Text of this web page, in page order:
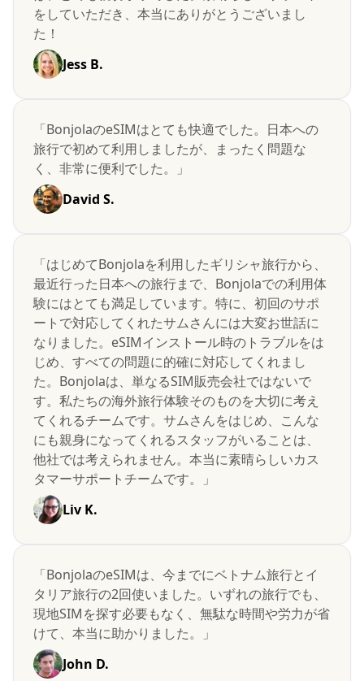
をしていただき、本当にありがとうございまし
た！
Jess B.
「BonjolaのeSIMはとても快適でした。日本への
旅行で初めて利用しましたが、まったく問題な
く、非常に便利でした。」
David S.
「はじめてBonjolaを利用したギリシャ旅行から、
最近行った日本への旅行まで、Bonjolaでの利用体
験にはとても満足しています。特に、初回のサポ
ートで対応してくれたサムさんには大変お世話に
なりました。eSIMインストール時のトラブルをは
じめ、すべての問題に的確に対応してくれまし
た。Bonjolaは、単なるSIM販売会社ではないで
す。私たちの海外旅行体験そのものを大切に考え
てくれるチームです。サムさんをはじめ、こんな
にも親身になってくれるスタッフがいることは、
他社では考えられません。本当に素晴らしいカス
タマーサポートチームです。」
Liv K.
「BonjolaのeSIMは、今までにベトナム旅行とイ
タリア旅行の2回使いました。いずれの旅行でも、
現地SIMを探す必要もなく、無駄な時間や労力が省
けて、本当に助かりました。」
John D.